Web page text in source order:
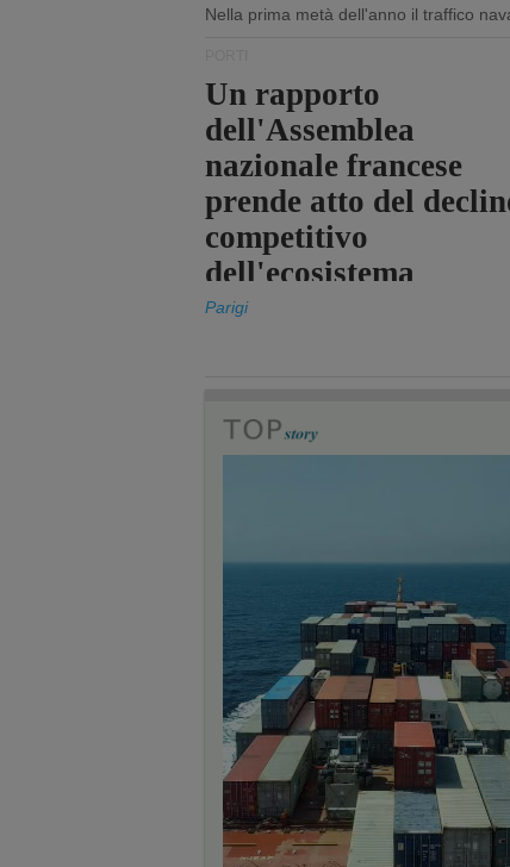
Nella prima metà dell'anno il traffico
Un rapporto
dell'Assemblea
nazionale francese
prende atto del
competitivo
dell'ecosistema
portuale statale
Parigi